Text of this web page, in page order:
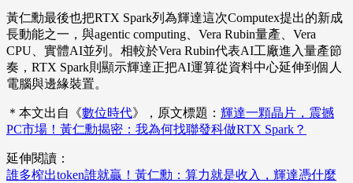
黃仁勳最後也把RTX Spark列為輝達這次Computex提出的新成
長動能之一，與agentic computing、Vera Rubin量產、Vera
CPU、實體AI並列。相較於Vera Rubin代表AI工廠進入量產節
奏，RTX Spark則顯示輝達正把AI運算從資料中心延伸到個人
電腦與邊緣裝置。
＊本文出自《數位時代》，原文標題： 輝達一顆晶片，震撼
PC市場！黃仁勳揭密：我為何找聯發科做RTX Spark？
延伸閱讀：
誰多榨出token誰就贏！黃仁勳：算力就是收入，輝達憑什麼